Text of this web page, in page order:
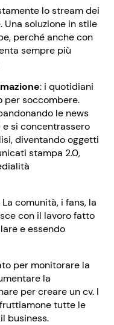
lo stream dei
soluzione in stile
perché anche con
sempre più
: i quotidiani
per soccombere.
le news
si concentrassero
diventando oggetti
stampa 2.0,
comunità, i fans, la
con il lavoro fatto
e essendo
per monitorare la
la
per creare un cv. I
tutte le
business.